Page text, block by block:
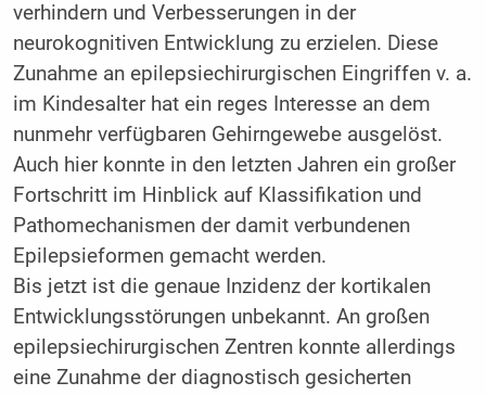
verhindern und Verbesserungen in der
neurokognitiven Entwicklung zu erzielen. Diese
Zunahme an epilepsiechirurgischen Eingriffen v. a.
im Kindesalter hat ein reges Interesse an dem
nunmehr verfügbaren Gehirngewebe ausgelöst.
Auch hier konnte in den letzten Jahren ein großer
Fortschritt im Hinblick auf Klassifikation und
Pathomechanismen der damit verbundenen
Epilepsieformen gemacht werden.
Bis jetzt ist die genaue Inzidenz der kortikalen
Entwicklungsstörungen unbekannt. An großen
epilepsiechirurgischen Zentren konnte allerdings
eine Zunahme der diagnostisch gesicherten